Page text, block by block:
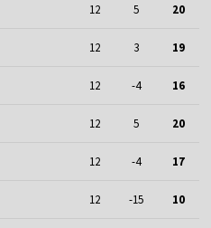
12 5 20
12 3 19
12 -4 16
12 5 20
12 -4 17
12 -15 10